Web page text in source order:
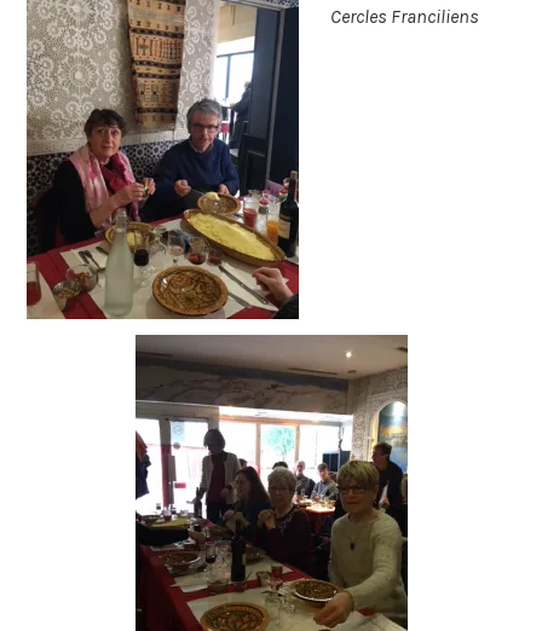
Cercles Franciliens